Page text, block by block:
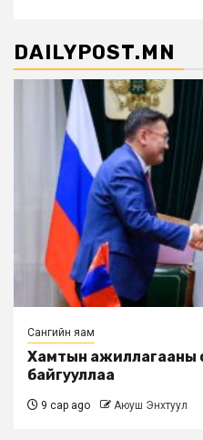
DAILYPOST.MN
Сангийн яам
Хамтын ажиллагааны
байгууллаа
9 сар ago Аюуш Энхтуул